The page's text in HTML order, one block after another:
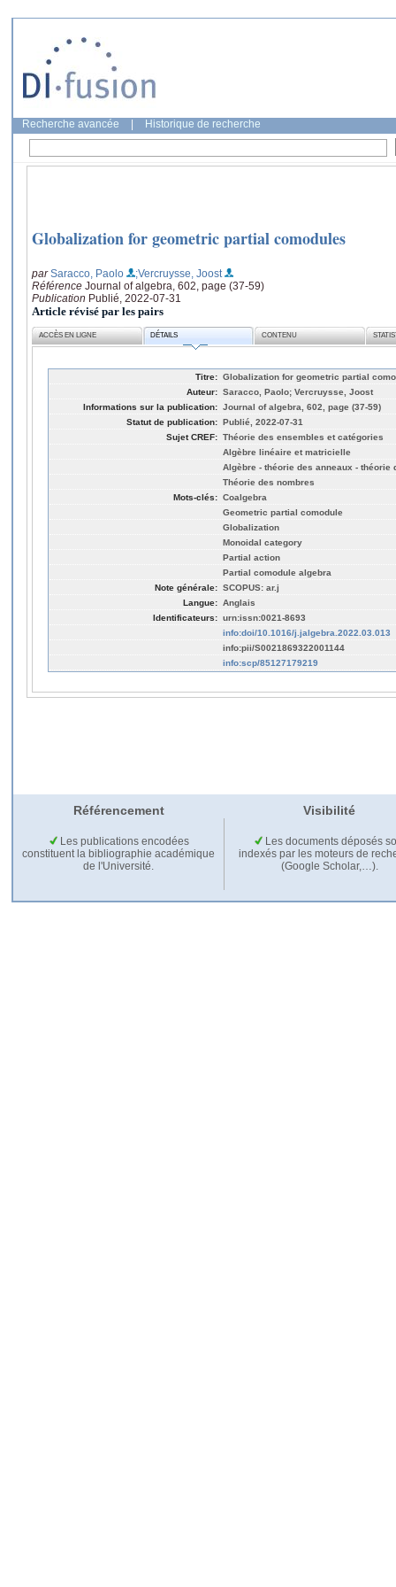
Recherche avancée Historique de recherche
Globalization for geometric partial comodules
parSaracco, Paolo
;Vercruysse, Joost
Référence Journal of algebra, 602, page (37-59)
Publication Publié, 2022-07-31
Article révisé par les pairs
ACCÈS EN LIGNE DÉTAILS CONTENU
Titre: Globalization for geometric partial
Auteur: Saracco, Paolo; Vercruysse, Joost
Informations sur la publication: Journal of algebra, 602, page (37-59)
Statut de publication: Publié, 2022-07-31
Sujet CREF: Théorie des ensembles et catégories
Algèbre linéaire et matricielle
Algèbre - théorie des anneaux - théorie
Théorie des nombres
Mots-clés: Coalgebra
Geometric partial comodule
Globalization
Monoidal category
Partial action
Partial comodule algebra
Note générale: SCOPUS: ar.j
Langue: Anglais
Identificateurs: urn:issn:0021-8693
info:doi/10.1016/j.jalgebra.2022.03.013
info:pii/S0021869322001144
info:scp/85127179219
Référencement Visibilité
Les publications encodées
constituent la bibliographie académique
de l'Université.
Les documents déposés
indexés par les moteurs de
(Google Scholar,…).